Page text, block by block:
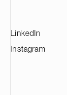
LinkedIn
Instagram